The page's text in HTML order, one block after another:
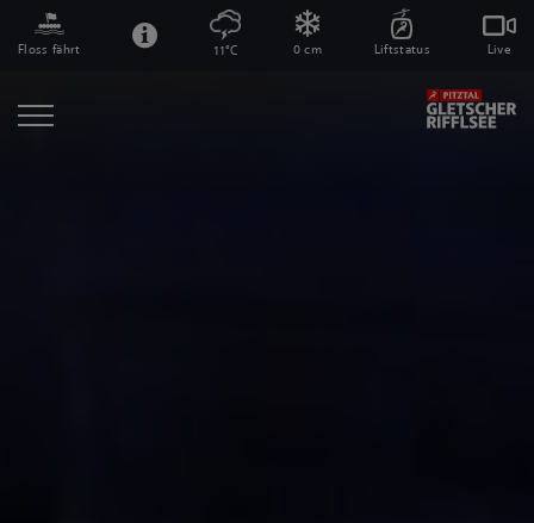
Floss fährt 11°C 0 cm Liftstatus Live